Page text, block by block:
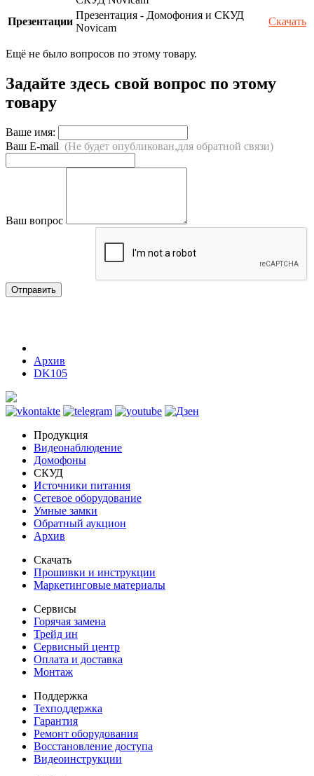
Презентации
Презентация - Домофония и СКУД
Novicam
Скачать
Ещё не было вопросов по этому товару.
Задайте здесь свой вопрос по этому
товару
Ваше имя:
Ваш E-mail (Не будет опубликован,для обратной связи)
Ваш вопрос
Отправить
Архив
DK105
Продукция
Видеонаблюдение
Домофоны
СКУД
Источники питания
Сетевое оборудование
Умные замки
Обратный аукцион
Архив
Скачать
Прошивки и инструкции
Маркетинговые материалы
Сервисы
Горячая замена
Трейд ин
Сервисный центр
Оплата и доставка
Монтаж
Поддержка
Техподдержка
Гарантия
Ремонт оборудования
Восстановление доступа
Видеоинструкции